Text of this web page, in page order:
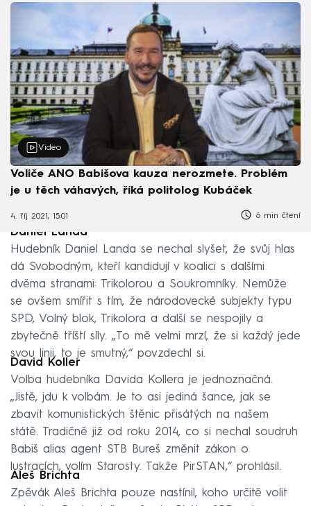
Video
Voliče ANO Babišova kauza nerozmete. Problém
je u těch váhavých, říká politolog Kubáček
4. říj 2021, 15:01 6 min čtení
Daniel Landa
Hudebník Daniel Landa se nechal slyšet, že svůj hlas
dá Svobodným, kteří kandidují v koalici s dalšími
dvěma stranami: Trikolorou a Soukromníky. Nemůže
se ovšem smířit s tím, že národovecké subjekty typu
SPD, Volný blok, Trikolora a další se nespojily a
zbytečně tříští síly. „To mě velmi mrzí, že si každý jede
svou linii, to je smutný,“ povzdechl si.
David Koller
Volba hudebníka Davida Kollera je jednoznačná.
„Jistě, jdu k volbám. Je to asi jediná šance, jak se
zbavit komunistických štěnic přisátých na našem
státě. Tradičně již od roku 2014, co si nechal soudruh
Babiš alias agent STB Bureš změnit zákon o
lustracích, volím Starosty. Takže PirSTAN,“ prohlásil.
Aleš Brichta
Zpěvák Aleš Brichta pouze nastínil, koho určitě volit